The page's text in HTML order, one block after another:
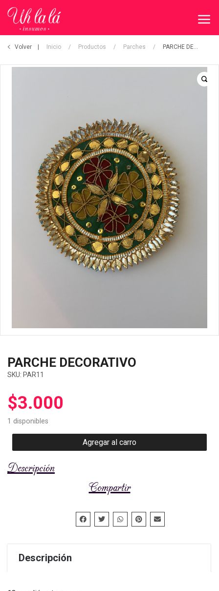
Volver Inicio / Productos / Parches / PARCHE DECORATIVO
PARCHE DECORATIVO
SKU: PAR11
$3.000
1 disponibles
Agregar al carro
Descripción
Compartir
Descripción